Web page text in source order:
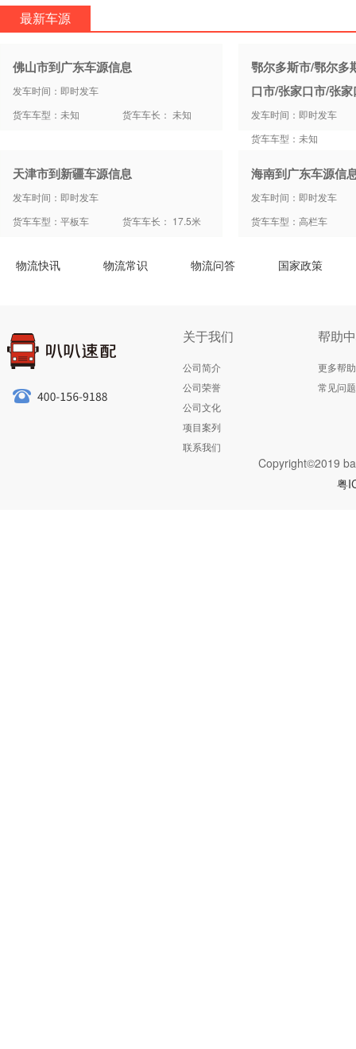
最新车源
佛山市到广东车源信息
发车时间：即时发车
货车车型：未知
货车车长： 未知
鄂尔多斯市/鄂尔多
口市/张家口市/张
发车时间：即时发车
货车车型：未知
天津市到新疆车源信息
发车时间：即时发车
货车车型：平板车
货车车长： 17.5米
海南到广东车源信
发车时间：即时发车
货车车型：高栏车
物流快讯 物流常识 物流问答 国家政策
关于我们
公司简介
公司荣誉
公司文化
项目案列
联系我们
帮助
更多帮助
常见问题
Copyright©2019
粤